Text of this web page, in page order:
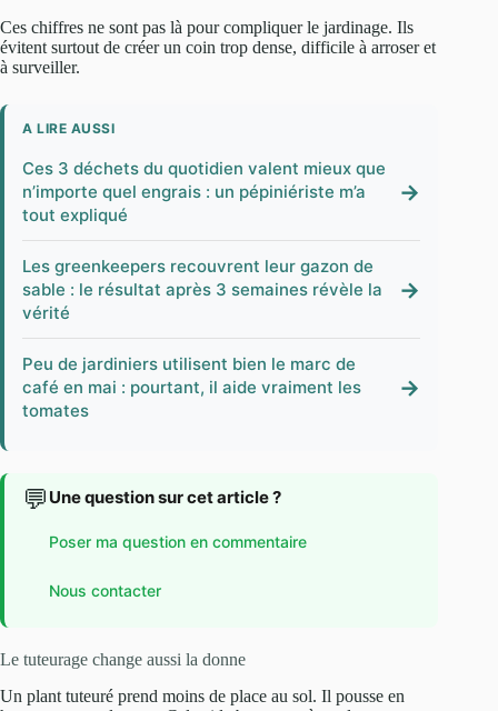
Ces chiffres ne sont pas là pour compliquer le jardinage. Ils
évitent surtout de créer un coin trop dense, difficile à arroser et
à surveiller.
A LIRE AUSSI
Ces 3 déchets du quotidien valent mieux que
n’importe quel engrais : un pépiniériste m’a
tout expliqué
→
Les greenkeepers recouvrent leur gazon de
sable : le résultat après 3 semaines révèle la
vérité
→
Peu de jardiniers utilisent bien le marc de
café en mai : pourtant, il aide vraiment les
tomates
→
💬 Une question sur cet article ?
Poser ma question en commentaire
Nous contacter
Le tuteurage change aussi la donne
Un plant tuteuré prend moins de place au sol. Il pousse en